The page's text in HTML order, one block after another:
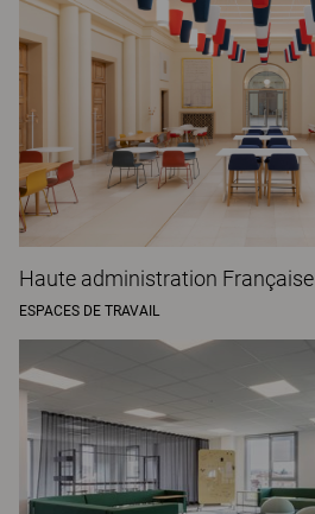
Haute administration Française
ESPACES DE TRAVAIL